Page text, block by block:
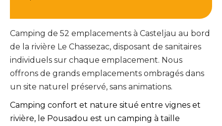
Camping de 52 emplacements à Casteljau au bord
de la rivière Le Chassezac, disposant de sanitaires
individuels sur chaque emplacement. Nous
offrons de grands emplacements ombragés dans
un site naturel préservé, sans animations.
Camping confort et nature situé entre vignes et
rivière, le Pousadou est un camping à taille